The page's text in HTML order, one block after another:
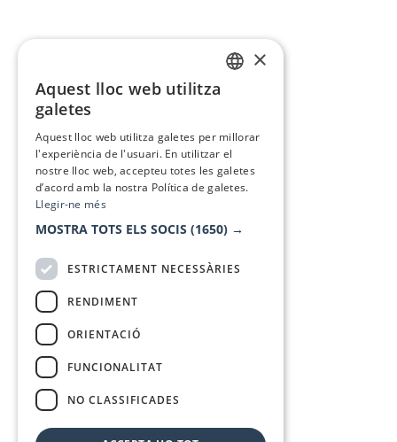
×
Aquest lloc web utilitza
galetes
Aquest lloc web utilitza galetes per millorar
l'experiència de l'usuari. En utilitzar el
nostre lloc web, accepteu totes les galetes
d’acord amb la nostra Política de galetes.
Llegir-ne més
MOSTRA TOTS ELS SOCIS (1650) →
ESTRICTAMENT NECESSÀRIES
RENDIMENT
ORIENTACIÓ
FUNCIONALITAT
NO CLASSIFICADES